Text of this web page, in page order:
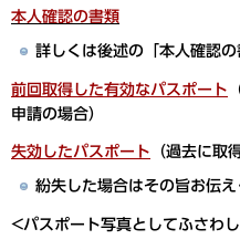
本人確認の書類
詳しくは後述の「本人確認
前回取得した有効なパスポート
申請の場合）
失効したパスポート （過去に取
紛失した場合はその旨お伝え
<パスポート写真としてふさわ